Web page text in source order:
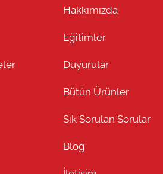
Hakkımızda
Eğitimler
Duyurular
Bütün Ürünler
Sık Sorulan Sorular
Blog